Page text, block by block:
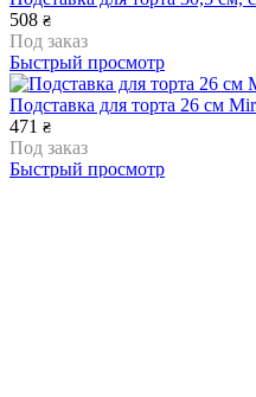
508 ₴
Под заказ
Быстрый просмотр
Подставка для торта 26 см
471 ₴
Под заказ
Быстрый просмотр